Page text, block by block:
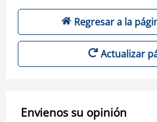
Regresar a la
Actualizar
Envienos su opinión